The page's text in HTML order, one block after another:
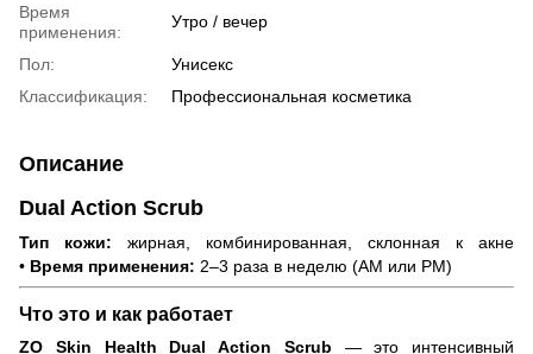
Время
применения:
Утро / вечер
Пол:
Унисекс
Классификация:
Профессиональная косметика
Описание
Dual Action Scrub
Тип кожи: жирная, комбинированная, склонная к акне
• Время применения: 2–3 раза в неделю (AM или PM)
Что это и как работает
ZO Skin Health Dual Action Scrub — это интенсивный